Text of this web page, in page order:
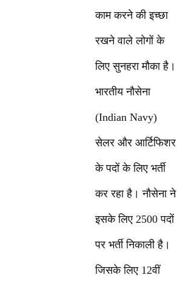
काम करने की इच्छा
रखने वाले लोगों के
लिए सुनहरा मौका है।
भारतीय नौसेना
(Indian Navy)
सेलर और आर्टिफिशर
के पदों के लिए भर्ती
कर रहा है। नौसेना ने
इसके लिए 2500 पदों
पर भर्ती निकाली है।
जिसके लिए 12वीं